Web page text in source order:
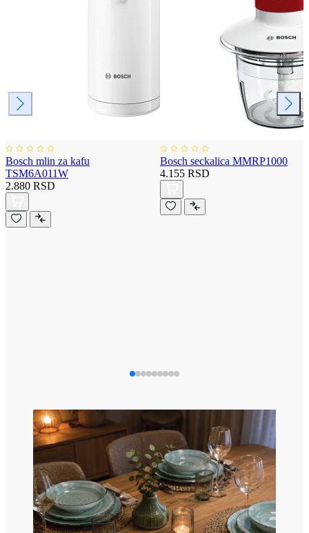
Bosch mlin za kafu
TSM6A011W
2.880 RSD
Bosch seckalica MMRP1000
4.155 RSD